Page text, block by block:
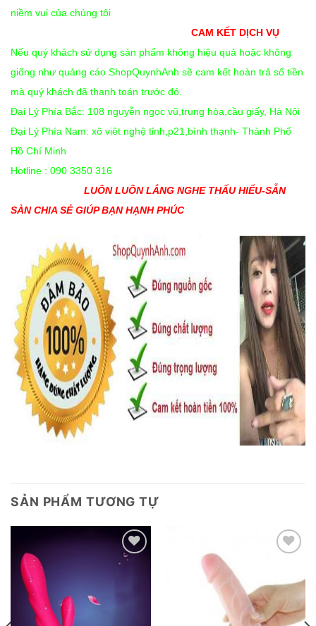
niềm vui của chúng tôi
CAM KẾT DỊCH VỤ
Nếu quý khách sử dụng sản phẩm không hiệu quả hoặc không
giống như quảng cáo ShopQuynhAnh sẽ cam kết hoàn trả số tiền
mà quý khách đã thanh toán trước đó.
Đại Lý Phía Bắc: 108 nguyễn ngọc vũ,trung hòa,cầu giấy, Hà Nội
Đại Lý Phía Nam: xô viêt nghệ tỉnh,p21,bình thạnh- Thành Phố
Hồ Chí Minh
Hotline : 090 3350 316
LUÔN LUÔN LẮNG NGHE THẤU HIỂU-SẴN
SÀN CHIA SẺ GIÚP BẠN HẠNH PHÚC
SẢN PHẨM TƯƠNG TỰ
Add to
wishlist